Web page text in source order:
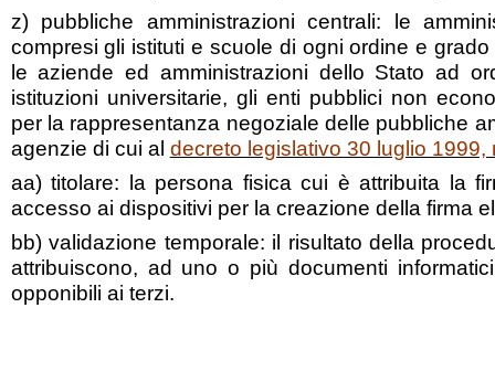
z) pubbliche amministrazioni centrali: le
compresi gli istituti e scuole di ogni ordine e
le aziende ed amministrazioni dello Stato ad
istituzioni universitarie, gli enti pubblici non
per la rappresentanza negoziale delle pubbliche
agenzie di cui al decreto legislativo 30 luglio 1999,
aa) titolare: la persona fisica cui è attribuita la
accesso ai dispositivi per la creazione della firma
bb) validazione temporale: il risultato della
attribuiscono, ad uno o più documenti
opponibili ai terzi.